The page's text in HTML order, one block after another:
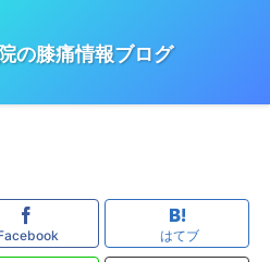
の膝痛情報ブログ
はてブ